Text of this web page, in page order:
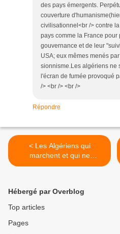
des pays émergents.
couverture
civilisationnel<br /> contre
pays comme la France
gouvernance et de leur
USA; eux mêmes menés
sionnisme.Les algériens ne
l'écran de fumée provoqué
/> <br /> <br />
Répondre
< Les Algériens qui
marchent et qui ne
marchent pas
Hébergé par Overblog
Top articles
Pages